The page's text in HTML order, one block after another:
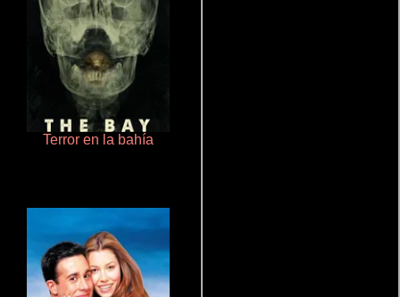
Terror en la bahía